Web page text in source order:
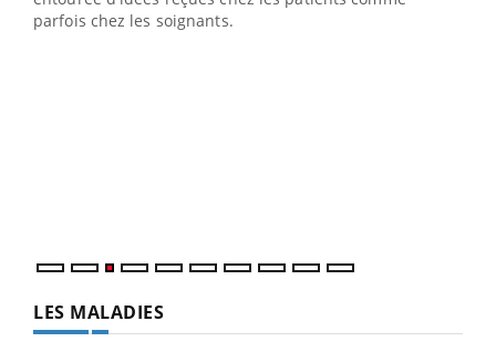
parfois chez les soignants.
LES MALADIES